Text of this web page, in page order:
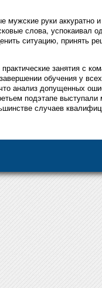
мужские руки
слова, успокаивал
ситуацию, принять
занятия с
обучения у
анализ допущенных
подэтапе
случаев